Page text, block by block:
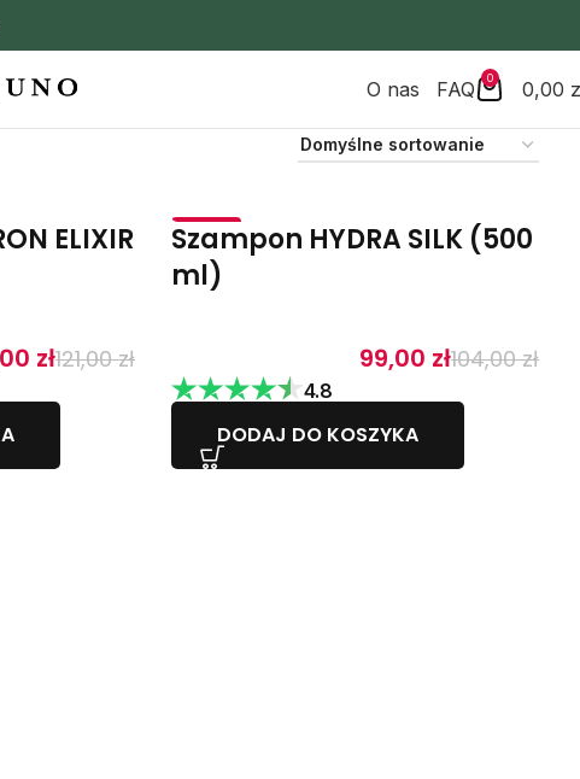
O nas FAQ 0 0,00
ELIXIR
121,00zł
zł
-5%
Szampon HYDRA SILK (500
ml)
104,00zł
99,00 zł
4.8
DODAJ DO KOSZYKA